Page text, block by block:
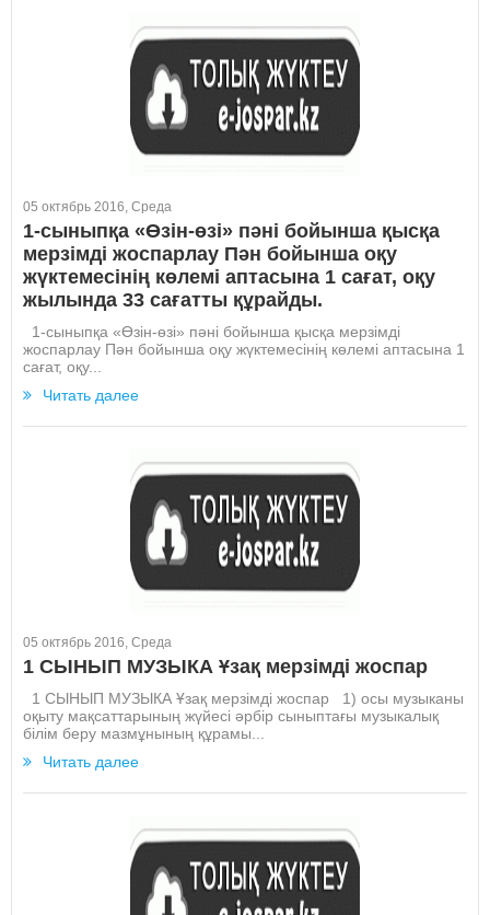
05 октябрь 2016, Среда
1-сыныпқа «Өзін-өзі» пәні бойынша қысқа
мерзімді жоспарлау Пән бойынша оқу
жүктемесінің көлемі аптасына 1 сағат, оқу
жылында 33 сағатты құрайды.
1-сыныпқа «Өзін-өзі» пәні бойынша қысқа мерзімді
жоспарлау Пән бойынша оқу жүктемесінің көлемі аптасына 1
сағат, оқу...
Читать далее
05 октябрь 2016, Среда
1 СЫНЫП МУЗЫКА Ұзақ мерзімді жоспар
1 СЫНЫП МУЗЫКА Ұзақ мерзімді жоспар 1) осы музыканы
оқыту мақсаттарының жүйесі әрбір сыныптағы музыкалық
білім беру мазмұнының құрамы...
Читать далее